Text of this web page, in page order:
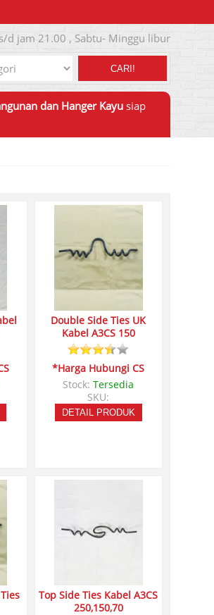
d jam 21.00 , Sabtu- Minggu libur
CARI!
dan Hanger Kayusiap
Double Side Ties UK
Kabel A3CS 150
*Harga Hubungi CS
Stock:Tersedia
SKU:
DETAIL PRODUK
Top Side Ties Kabel A3CS
250,150,70